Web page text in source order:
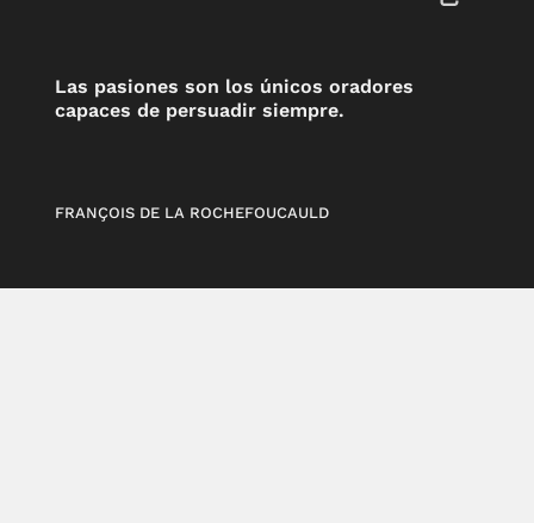
Las pasiones son los únicos oradores
capaces de persuadir siempre.
FRANÇOIS DE LA ROCHEFOUCAULD